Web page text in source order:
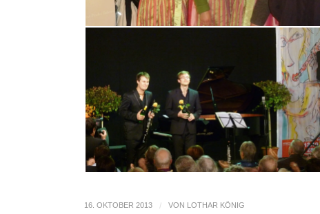
16. OKTOBER 2013 / VON LOTHAR KÖNIG